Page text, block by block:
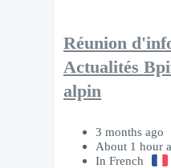
Réunion
Actualités
alpin
3 months ago
About 1 hour
In French